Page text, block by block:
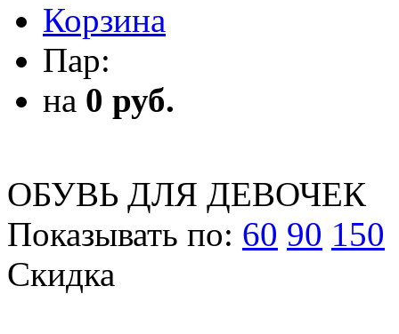
Корзина
Пар:
на 0 руб.
ОБУВЬ ДЛЯ ДЕВОЧЕК
Показывать по: 60 90 150
Скидка